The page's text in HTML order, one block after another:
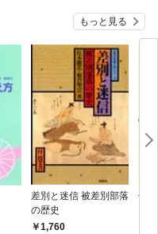
もっと見る
差別と迷信 被差別部落
の歴史
1,760
仮